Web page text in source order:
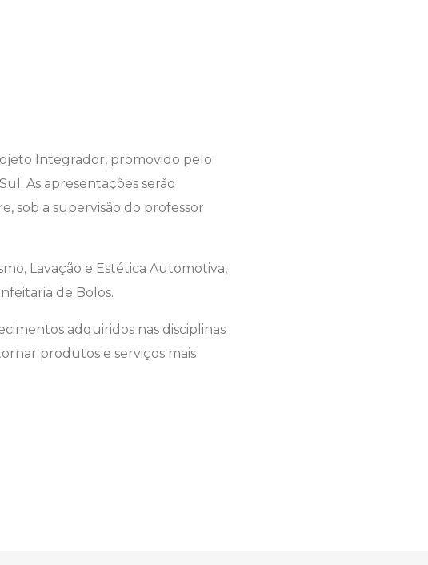
Integrador, promovido pelo
As apresentações serão
sob a supervisão do professor
Lavação e Estética Automotiva,
de Bolos.
adquiridos nas disciplinas
produtos e serviços mais